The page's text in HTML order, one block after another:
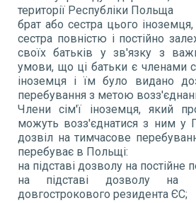
території Республіки Польща
брат або сестра цього
сестра повністю і постійно
своїх батьків у зв'язку з
умови, що ці батьки є членами
іноземця і їм було видано
перебування з метою
Члени сім'ї іноземця, який
можуть возз'єднатися з ним у
дозвіл на тимчасове
перебуває в Польщі:
на підставі дозволу на постійне
на підставі дозволу на
довгострокового резидента ЄС;